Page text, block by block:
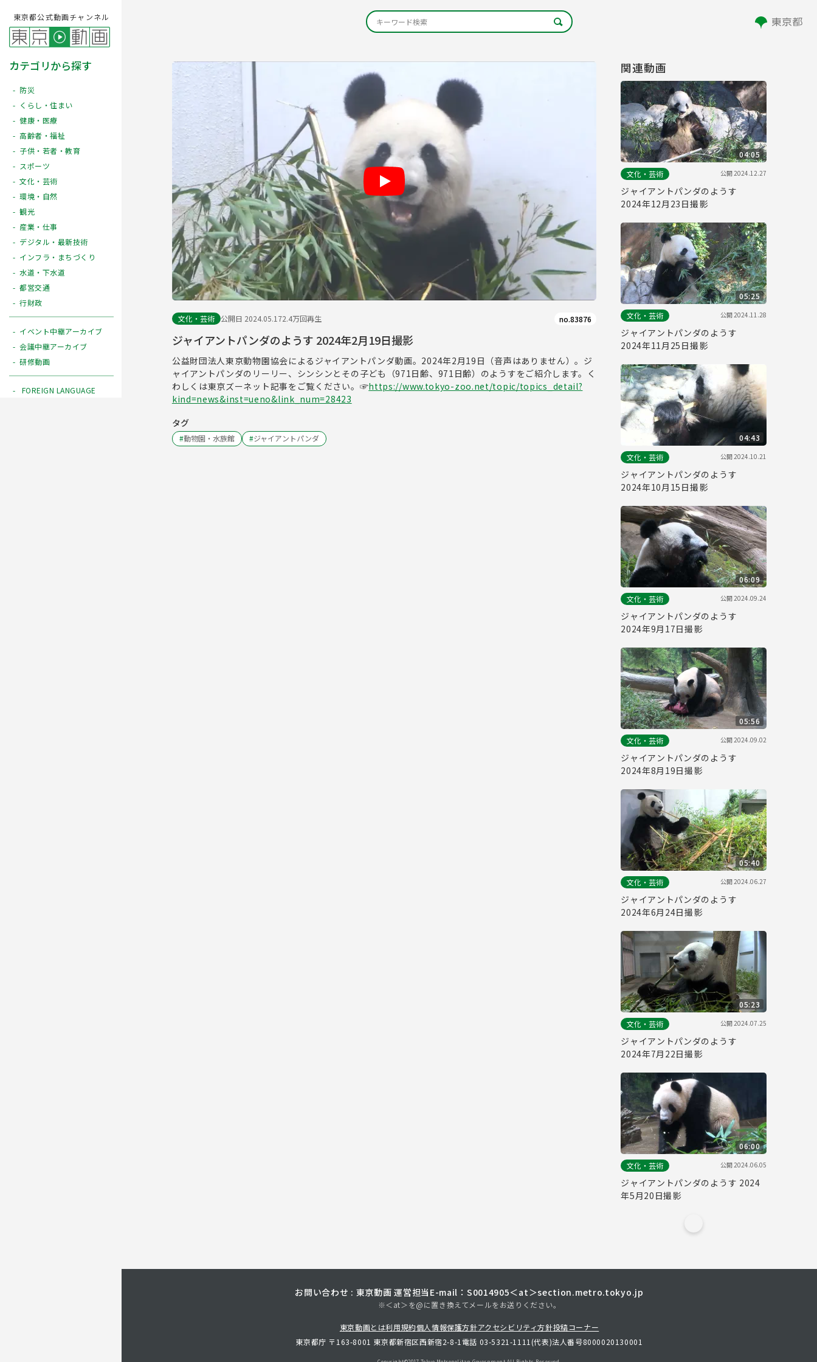
東京都公式動画チャンネル
カテゴリから探す
防災
くらし・住まい
健康・医療
高齢者・福祉
子供・若者・教育
スポーツ
文化・芸術
環境・自然
観光
産業・仕事
デジタル・最新技術
インフラ・まちづくり
水道・下水道
都営交通
行財政
イベント中継アーカイブ
会議中継アーカイブ
研修動画
FOREIGN LANGUAGE
Play
文化・芸術 公開日 2024.05.172.4万回再生 no.83876
ジャイアントパンダのようす 2024年2月19日撮影
公益財団法人東京動物園協会によるジャイアントパンダ動画。2024年2月19日（音声はありません）。ジ
ャイアントパンダのリーリー、シンシンとその子ども（971日齢、971日齢）のようすをご紹介します。く
わしくは東京ズーネット記事をご覧ください。☞https://www.tokyo-zoo.net/topic/topics_detail?
kind=news&inst=ueno&link_num=28423
タグ
#動物園・水族館 #ジャイアントパンダ
関連動画
04:05
文化・芸術
公開2024.12.27
ジャイアントパンダのようす
2024年12月23日撮影
05:25
文化・芸術
公開2024.11.28
ジャイアントパンダのようす
2024年11月25日撮影
04:43
文化・芸術
公開2024.10.21
ジャイアントパンダのようす
2024年10月15日撮影
06:09
文化・芸術
公開2024.09.24
ジャイアントパンダのようす
2024年9月17日撮影
05:56
文化・芸術
公開2024.09.02
ジャイアントパンダのようす
2024年8月19日撮影
05:40
文化・芸術
公開2024.06.27
ジャイアントパンダのようす
2024年6月24日撮影
05:23
文化・芸術
公開2024.07.25
ジャイアントパンダのようす
2024年7月22日撮影
06:00
文化・芸術
公開2024.06.05
ジャイアントパンダのようす 2024
年5月20日撮影
お問い合わせ : 東京動画 運営担当 E-mail：S0014905＜at＞section.metro.tokyo.jp
※＜at＞を@に置き換えてメールをお送りください。
東京動画とは利用規約個人情報保護方針アクセシビリティ方針投稿コーナー
東京都庁 〒163-8001 東京都新宿区西新宿2-8-1 電話 03-5321-1111(代表)法人番号8000020130001